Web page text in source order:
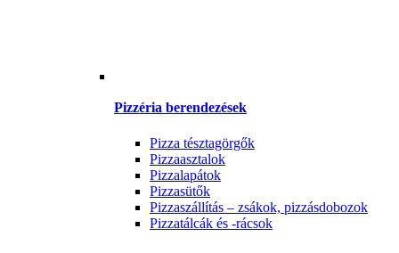
Pizzéria berendezések
Pizza tésztagörgők
Pizzaasztalok
Pizzalapátok
Pizzasütők
Pizzaszállítás – zsákok, pizzásdobozok
Pizzatálcák és -rácsok